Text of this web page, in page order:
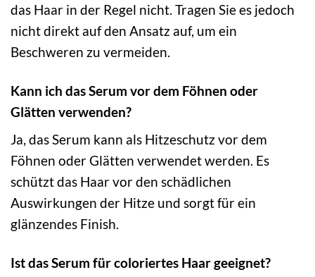
das Haar in der Regel nicht. Tragen Sie es jedoch
nicht direkt auf den Ansatz auf, um ein
Beschweren zu vermeiden.
Kann ich das Serum vor dem Föhnen oder
Glätten verwenden?
Ja, das Serum kann als Hitzeschutz vor dem
Föhnen oder Glätten verwendet werden. Es
schützt das Haar vor den schädlichen
Auswirkungen der Hitze und sorgt für ein
glänzendes Finish.
Ist das Serum für coloriertes Haar geeignet?